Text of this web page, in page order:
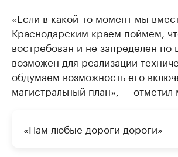
«Если в какой-то момент мы
Краснодарским краем поймем,
востребован и не запределен по
возможен для реализации
обдумаем возможность его
магистральный план», — отметил
«Нам любые дороги дороги»